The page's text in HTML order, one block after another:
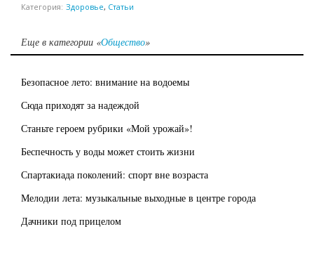
Категория: Здоровье, Статьи
Еще в категории «Общество»
Безопасное лето: внимание на водоемы
Сюда приходят за надеждой
Станьте героем рубрики «Мой урожай»!
Беспечность у воды может стоить жизни
Спартакиада поколений: спорт вне возраста
Мелодии лета: музыкальные выходные в центре города
Дачники под прицелом